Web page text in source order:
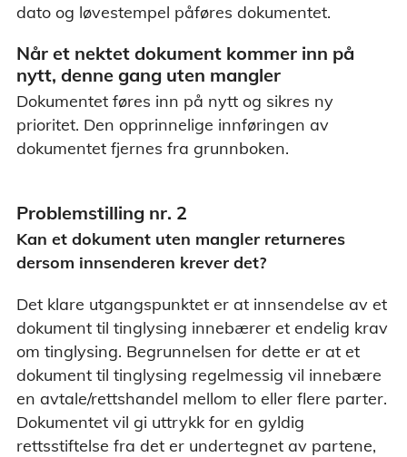
dato og løvestempel påføres dokumentet.
Når et nektet dokument kommer inn på
nytt, denne gang uten mangler
Dokumentet føres inn på nytt og sikres ny
prioritet. Den opprinnelige innføringen av
dokumentet fjernes fra grunnboken.
Problemstilling nr. 2
Kan et dokument uten mangler returneres
dersom innsenderen krever det?
Det klare utgangspunktet er at innsendelse av et
dokument til tinglysing innebærer et endelig krav
om tinglysing. Begrunnelsen for dette er at et
dokument til tinglysing regelmessig vil innebære
en avtale/rettshandel mellom to eller flere parter.
Dokumentet vil gi uttrykk for en gyldig
rettsstiftelse fra det er undertegnet av partene,